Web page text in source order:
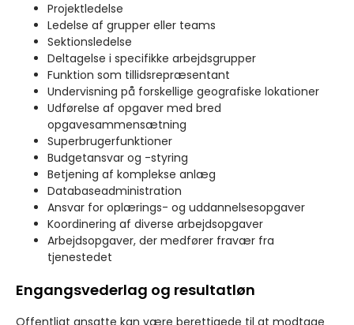
Projektledelse
Ledelse af grupper eller teams
Sektionsledelse
Deltagelse i specifikke arbejdsgrupper
Funktion som tillidsrepræsentant
Undervisning på forskellige geografiske lokationer
Udførelse af opgaver med bred
opgavesammensætning
Superbrugerfunktioner
Budgetansvar og -styring
Betjening af komplekse anlæg
Databaseadministration
Ansvar for oplærings- og uddannelsesopgaver
Koordinering af diverse arbejdsopgaver
Arbejdsopgaver, der medfører fravær fra
tjenestedet
Engangsvederlag og resultatløn